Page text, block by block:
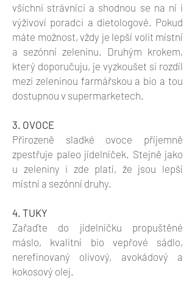
všichni strávníci a shodnou se na ní i
výživoví poradci a dietologové. Pokud
máte možnost, vždy je lepší volit místní
a sezónní zeleninu. Druhým krokem,
který doporučuju, je vyzkoušet si rozdíl
mezi zeleninou farmářskou a bio a tou
dostupnou v supermarketech.
3. OVOCE
Přirozeně sladké ovoce příjemně
zpestřuje paleo jídelníček. Stejně jako
u zeleniny i zde platí, že jsou lepší
místní a sezónní druhy.
4. TUKY
Zařaďte do jídelníčku propuštěné
máslo, kvalitní bio vepřové sádlo,
nerefinovaný olivový, avokádový a
kokosový olej.